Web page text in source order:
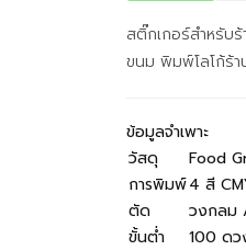
สติ๊กเกอร์สำหรับ
ขนม พิมพ์โลโก้ร้
ข้อมูลจำเพาะ
วัสดุ
Food
การพิมพ์4 สี
ตัด
วงกลม
ขั้นต่ำ
100 ดว